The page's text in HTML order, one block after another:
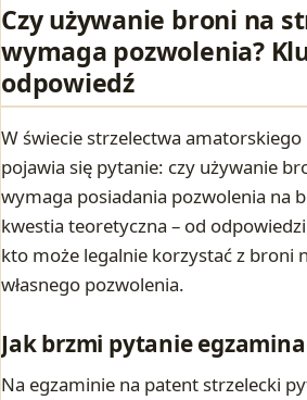
Czy używanie broni na
wymaga pozwolenia?
odpowiedź
W świecie strzelectwa
pojawia się pytanie: czy używanie
wymaga posiadania pozwolenia na
kwestia teoretyczna – od
kto może legalnie korzystać z broni
własnego pozwolenia.
Jak brzmi pytanie
Na egzaminie na patent strzelecki